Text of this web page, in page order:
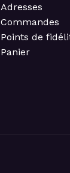
Adresses
Commandes
Points de
Panier